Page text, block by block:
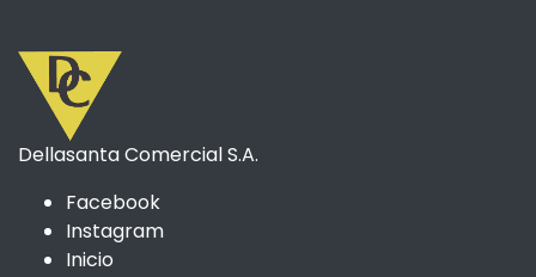
Dellasanta Comercial S.A.
Facebook
Instagram
Inicio